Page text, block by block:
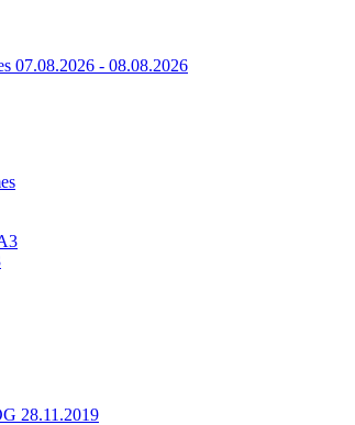
07.08.2026 - 08.08.2026
28.11.2019